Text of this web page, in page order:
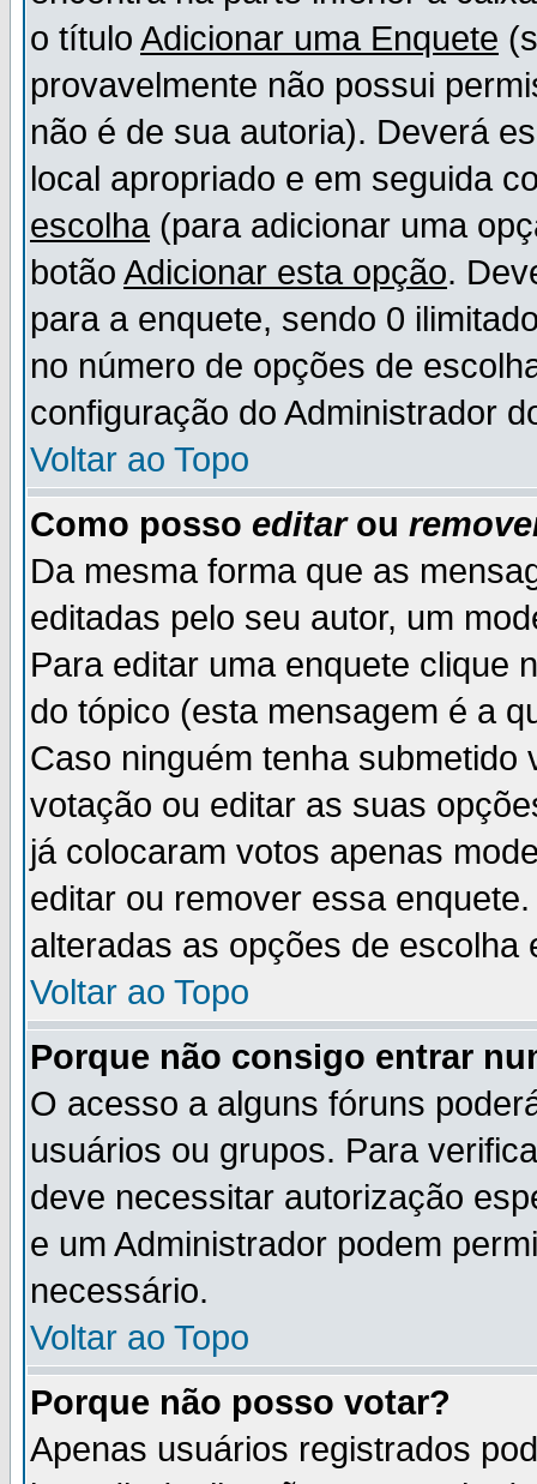
o título Adicionar uma Enquete
provavelmente não possui
não é de sua autoria). Deverá
local apropriado e em seguida
escolha (para adicionar uma
botão Adicionar esta opção.
para a enquete, sendo 0
no número de opções de
configuração do Administrador
Voltar ao Topo
Como posso editarou
Da mesma forma que as
editadas pelo seu autor, um
Para editar uma enquete clique
do tópico (esta mensagem é a
Caso ninguém tenha
votação ou editar as suas
já colocaram votos apenas
editar ou remover essa
alteradas as opções de escolha
Voltar ao Topo
Porque não consigo entrar
O acesso a alguns fóruns
usuários ou grupos. Para
deve necessitar autorização
e um Administrador podem
necessário.
Voltar ao Topo
Porque não posso votar?
Apenas usuários registrados